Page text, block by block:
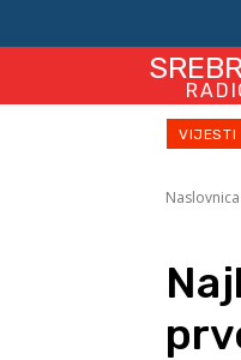
VIJESTI
Naslovnica